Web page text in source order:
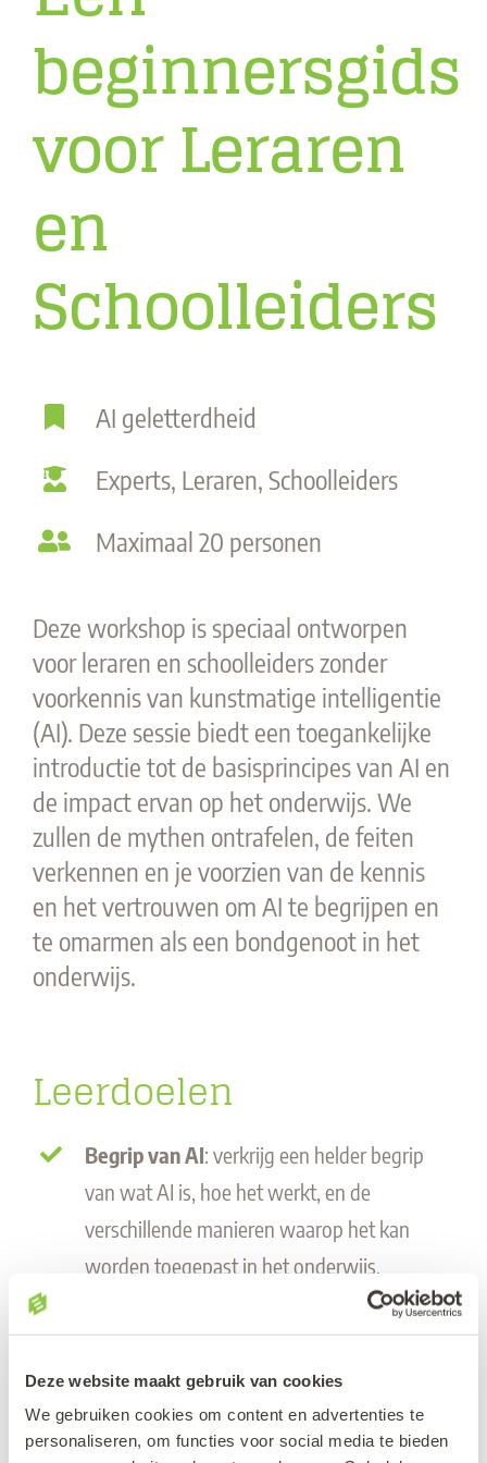
Deze website maakt gebruik van cookies
We gebruiken cookies om content en advertenties te
personaliseren, om functies voor social media te bieden
beginnersgids
voor Leraren
en
Schoolleiders
AI geletterdheid
Experts, Leraren, Schoolleiders
Maximaal 20 personen
Deze workshop isspeciaal ontworpen
voor leraren en schoolleiders zonder
voorkennis van kunstmatige intelligentie
(AI). Deze sessie biedt een toegankelijke
introductie tot de basisprincipes van AI en
de impact ervan op het onderwijs. We
zullen de mythen ontrafelen, de feiten
verkennen en je voorzien van de kennis
en het vertrouwen om AI te begrijpen en
te omarmen als een bondgenoot in het
onderwijs.
Leerdoelen
Begrip van AI: verkrijg een helder begrip
van wat AI is, hoe het werkt, en de
verschillende manieren waarop het kan
worden toegepast in het onderwijs.
eer over het potentieel
betrokkenheid van studenten te vergroten,
evenals de ondersteuning die het biedt aan